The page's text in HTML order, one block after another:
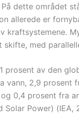
dette området
allerede er
kraftsystemene.
skifte, med
prosent av den
vann, 2,9 prosent
0,4 prosent fra
Solar Power)